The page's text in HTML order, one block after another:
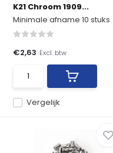
K21 Chroom 1909...
Minimale afname 10 stuks
Vergelijk
€2,63 Excl. btw